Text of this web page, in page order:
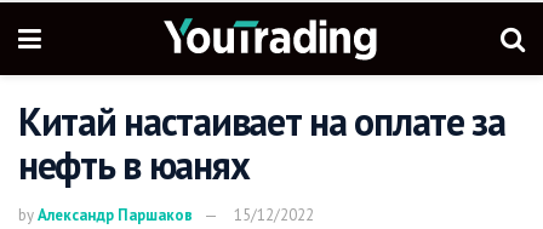
Китай настаивает на оплате за
нефть в юанях
byАлександр Паршаков 15/12/2022